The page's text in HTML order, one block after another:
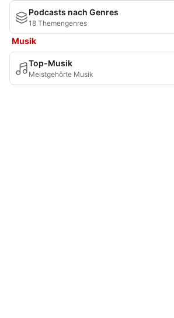
Podcasts nach Genres
18 Themengenres
Musik
Top-Musik
Meistgehörte Musik